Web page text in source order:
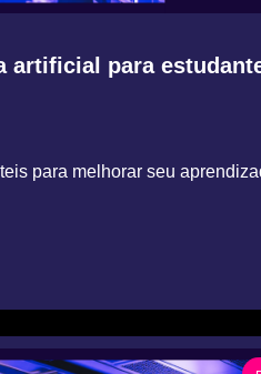
artificial para
para melhorar seu